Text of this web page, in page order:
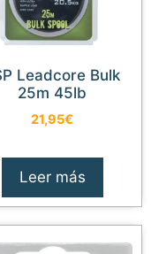
25m 45lb
21,95€
Leer más